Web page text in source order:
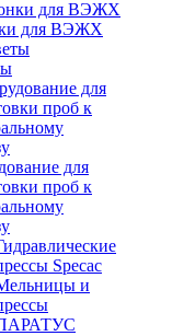
для ВЭЖХ
для
проб к
Specac
и